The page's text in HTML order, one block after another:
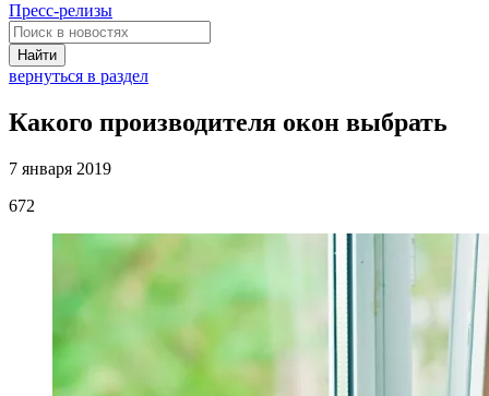
Пресс-релизы
Найти
вернуться в раздел
Какого производителя окон выбрать
7 января 2019
672